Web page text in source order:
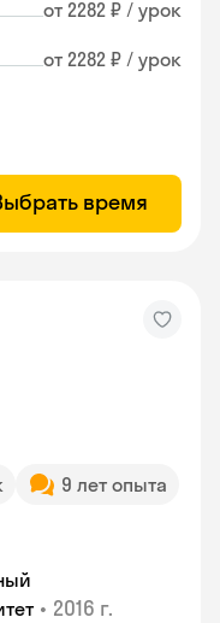
от 2282 ₽ / урок
от 2282 ₽ / урок
время
9 лет опыта
• 2016 г.